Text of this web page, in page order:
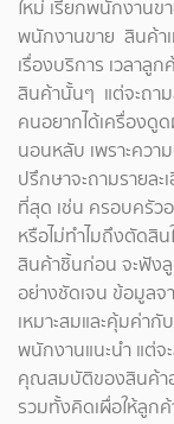
ใหม่ เรียกพนักงานข
พนักงานขาย สินค้า
เรื่องบริการ เวลาลู
สินค้านั้นๆ แต่จะถาม
คนอยากได้เครื่องดู
นอนหลับ เพราะคว
ปรึกษาจะถามรายละ
ที่สุด เช่น ครอบครัว
หรือไม่ทำไมถึงตัดสิ
สินค้าชิ้นก่อน จะฟัง
อย่างชัดเจน ข้อมูลจ
เหมาะสมและคุ้มค่า
พนักงานแนะนำ แต่จ
คุณสมบัติของสินค้าอ
รวมทั้งคิดเผื่อให้ลูก